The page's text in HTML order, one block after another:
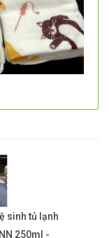
sinh tủ lạnh
250ml -